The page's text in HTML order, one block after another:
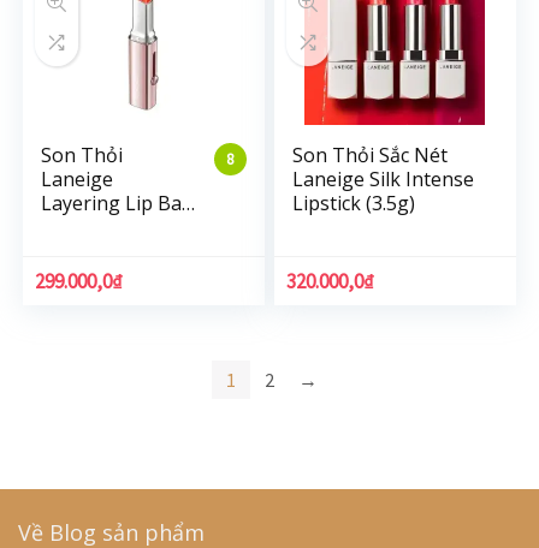
8
Son Thỏi
Laneige
Layering Lip Bar
299.000,0₫
Son Thỏi Sắc Nét
Laneige Silk Intense
Lipstick (3.5g)
320.000,0₫
1 2 →
Về Blog sản phẩm